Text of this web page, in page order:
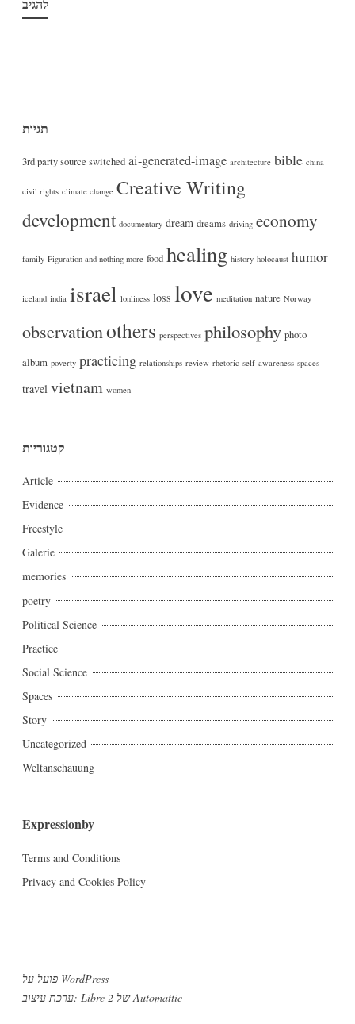
תגיות
3rd party source switched ai-generated-image architecture bible china
civil rights climate change Creative Writing
development documentary dream dreams driving economy
family Figuration and nothing more food healing history holocaust humor
iceland india israel lonliness loss love meditation nature Norway
observationothers perspectives philosophy photo
album poverty practicing relationships review rhetoric self-awareness spaces
travel vietnam women
קטגוריות
Article
Evidence
Freestyle
Galerie
memories
poetry
Political Science
Practice
Social Science
Spaces
Story
Uncategorized
Weltanschauung
Expressionby
Terms and Conditions
Privacy and Cookies Policy
פועל על WordPress
ערכת עיצוב: Libre 2 שלAutomattic